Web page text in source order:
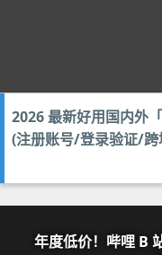
2026 最新好用国内外
(注册账号/登录验证/跨
年度低价！哔哩 B